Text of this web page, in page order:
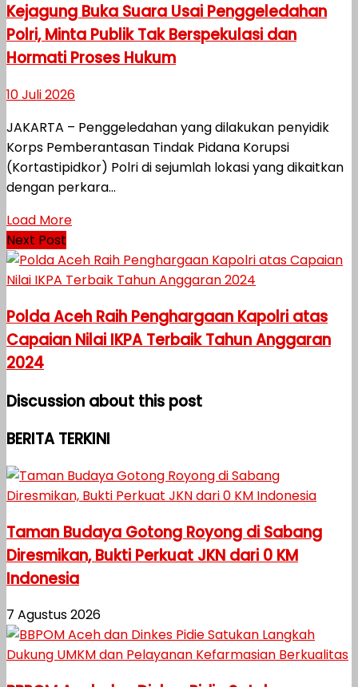
Kejagung Buka Suara Usai Penggeledahan
Polri, Minta Publik Tak Berspekulasi dan
Hormati Proses Hukum
10 Juli 2026
JAKARTA – Penggeledahan yang dilakukan penyidik
Korps Pemberantasan Tindak Pidana Korupsi
(Kortastipidkor) Polri di sejumlah lokasi yang dikaitkan
dengan perkara...
Load More
Next Post
Polda Aceh Raih Penghargaan Kapolri atas
Capaian Nilai IKPA Terbaik Tahun Anggaran
2024
Discussion about this post
BERITA TERKINI
Taman Budaya Gotong Royong di Sabang
Diresmikan, Bukti Perkuat JKN dari 0 KM
Indonesia
7 Agustus 2026